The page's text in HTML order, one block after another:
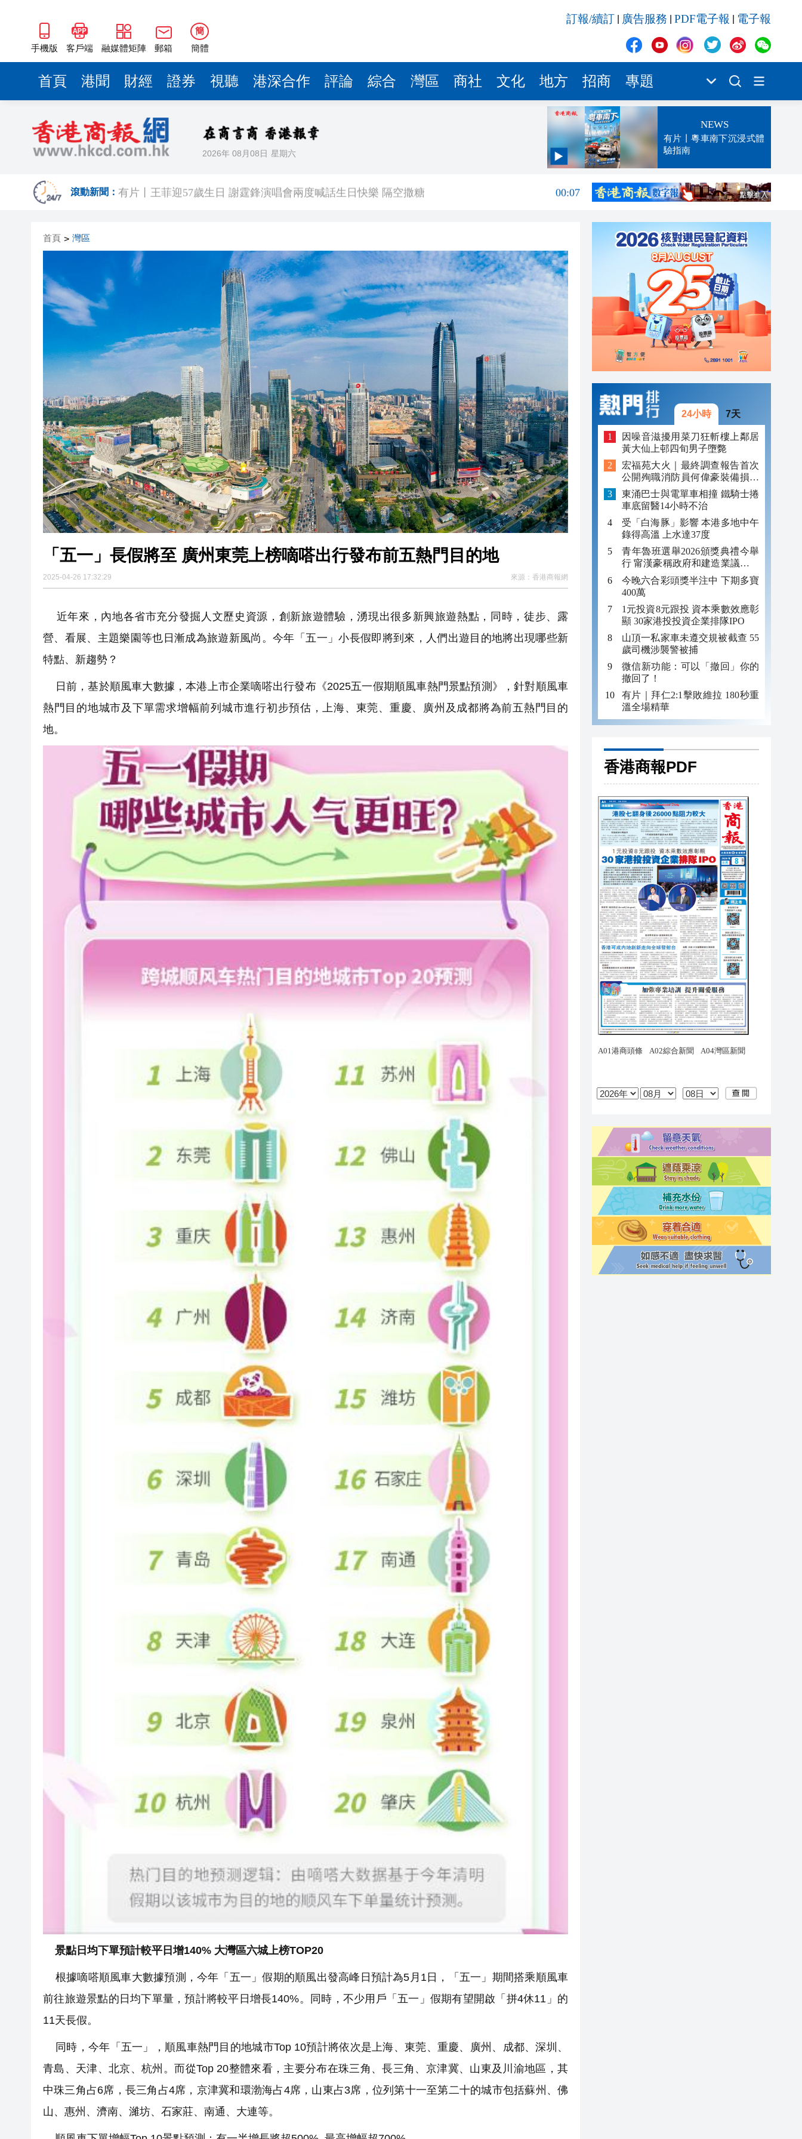
手機版 客戶端 融媒體矩陣 郵箱
簡
簡體
訂報/續訂 廣告服務 PDF電子報 電子報
首頁 港聞 財經 證券 視聽 港深合作 評論 綜合 灣區 商社 文化 地方 招商 專題
2026年 08月08日 星期六
NEWS
有片丨粵車南下沉浸式體
驗指南
滾動新聞：
00:13
有片丨王菲迎57歲生日 謝霆鋒演唱會兩度喊話生日快樂 隔空撒糖
00:07
有片丨星爺媽咪現身《功夫女足》謝票場 親切揮手力挺兒子
23:27
有片丨迪麗熱巴驚喜現身香港 高馬尾配白T 美麗明豔
23:13
超萬名「嘗鮮客」赴河源萬綠湖，在湖光山色間大飽「口福+眼福」
央媒省媒灣區媒體採風團走進河源
首頁 > 灣區
「五一」長假將至 廣州東莞上榜嘀嗒出行發布前五熱門目的地
2025-04-26 17:32:29 來源： 香港商報網
近年來，內地各省市充分發掘人文歷史資源，創新旅遊體驗，湧現出很多新興旅遊熱點，同時，徒步、露
營、看展、主題樂園等也日漸成為旅遊新風尚。今年「五一」小長假即將到來，人們出遊目的地將出現哪些新
特點、新趨勢？
日前，基於順風車大數據，本港上市企業嘀嗒出行發布《2025五一假期順風車熱門景點預測》，針對順風車
熱門目的地城市及下單需求增幅前列城市進行初步預估，上海、東莞、重慶、廣州及成都將為前五熱門目的
地。
景點日均下單預計較平日增140% 大灣區六城上榜TOP20
根據嘀嗒順風車大數據預測，今年「五一」假期的順風出發高峰日預計為5月1日，「五一」期間搭乘順風車
前往旅遊景點的日均下單量，預計將較平日增長140%。同時，不少用戶「五一」假期有望開啟「拼4休11」的
11天長假。
同時，今年「五一」，順風車熱門目的地城市Top 10預計將依次是上海、東莞、重慶、廣州、成都、深圳、
青島、天津、北京、杭州。而從Top 20整體來看，主要分布在珠三角、長三角、京津冀、山東及川渝地區，其
中珠三角占6席，長三角占4席，京津冀和環渤海占4席，山東占3席，位列第十一至第二十的城市包括蘇州、佛
山、惠州、濟南、濰坊、石家莊、南通、大連等。
24小時 7天
因噪音滋擾用菜刀狂斬樓上鄰居
黃大仙上邨四旬男子墮斃
宏福苑大火｜最終調查報告首次
公開殉職消防員何偉豪裝備損毀
照片
東涌巴士與電單車相撞 鐵騎士捲
車底留醫14小時不治
受「白海豚」影響 本港多地中午
錄得高溫 上水達37度
青年魯班選舉2026頒獎典禮今舉
行 甯漢豪稱政府和建造業議會做
好培訓工作
今晚六合彩頭獎半注中 下期多寶
400萬
1元投資8元跟投 資本乘數效應彰
顯 30家港投投資企業排隊IPO
山頂一私家車未遵交規被截查 55
歲司機涉襲警被捕
微信新功能：可以「撤回」你的
撤回了！
有片｜拜仁2:1擊敗維拉 180秒重
溫全場精華
香港商報PDF